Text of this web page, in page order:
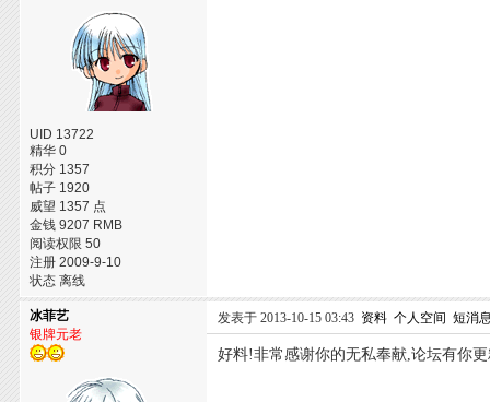
UID 13722
精华 0
积分 1357
帖子 1920
威望 1357 点
金钱 9207 RMB
阅读权限 50
注册 2009-9-10
状态 离线
冰菲艺
银牌元老
发表于 2013-10-15 03:43 资料 个人空间 短消
好料!非常感谢你的无私奉献,论坛有你